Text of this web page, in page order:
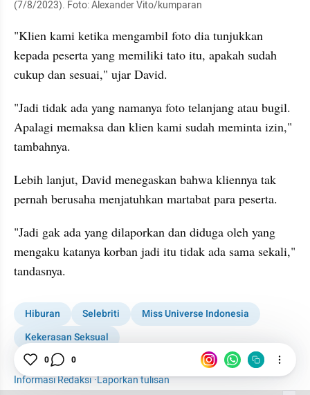
(7/8/2023). Foto: Alexander Vito/kumparan
"Klien kami ketika mengambil foto dia tunjukkan
kepada peserta yang memiliki tato itu, apakah sudah
cukup dan sesuai," ujar David.
"Jadi tidak ada yang namanya foto telanjang atau bugil.
Apalagi memaksa dan klien kami sudah meminta izin,"
tambahnya.
Lebih lanjut, David menegaskan bahwa kliennya tak
pernah berusaha menjatuhkan martabat para peserta.
"Jadi gak ada yang dilaporkan dan diduga oleh yang
mengaku katanya korban jadi itu tidak ada sama sekali,"
tandasnya.
Hiburan Selebriti
Miss Universe Indonesia
Kekerasan Seksual
Kontroversi Miss Universe Indonesia
Informasi Redaksi·Laporkan tulisan
0 0